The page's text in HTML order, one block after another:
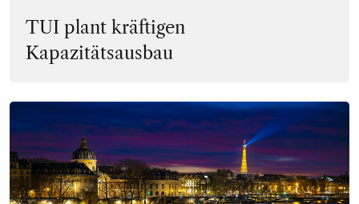
TUI plant kräftigen
Kapazitätsausbau